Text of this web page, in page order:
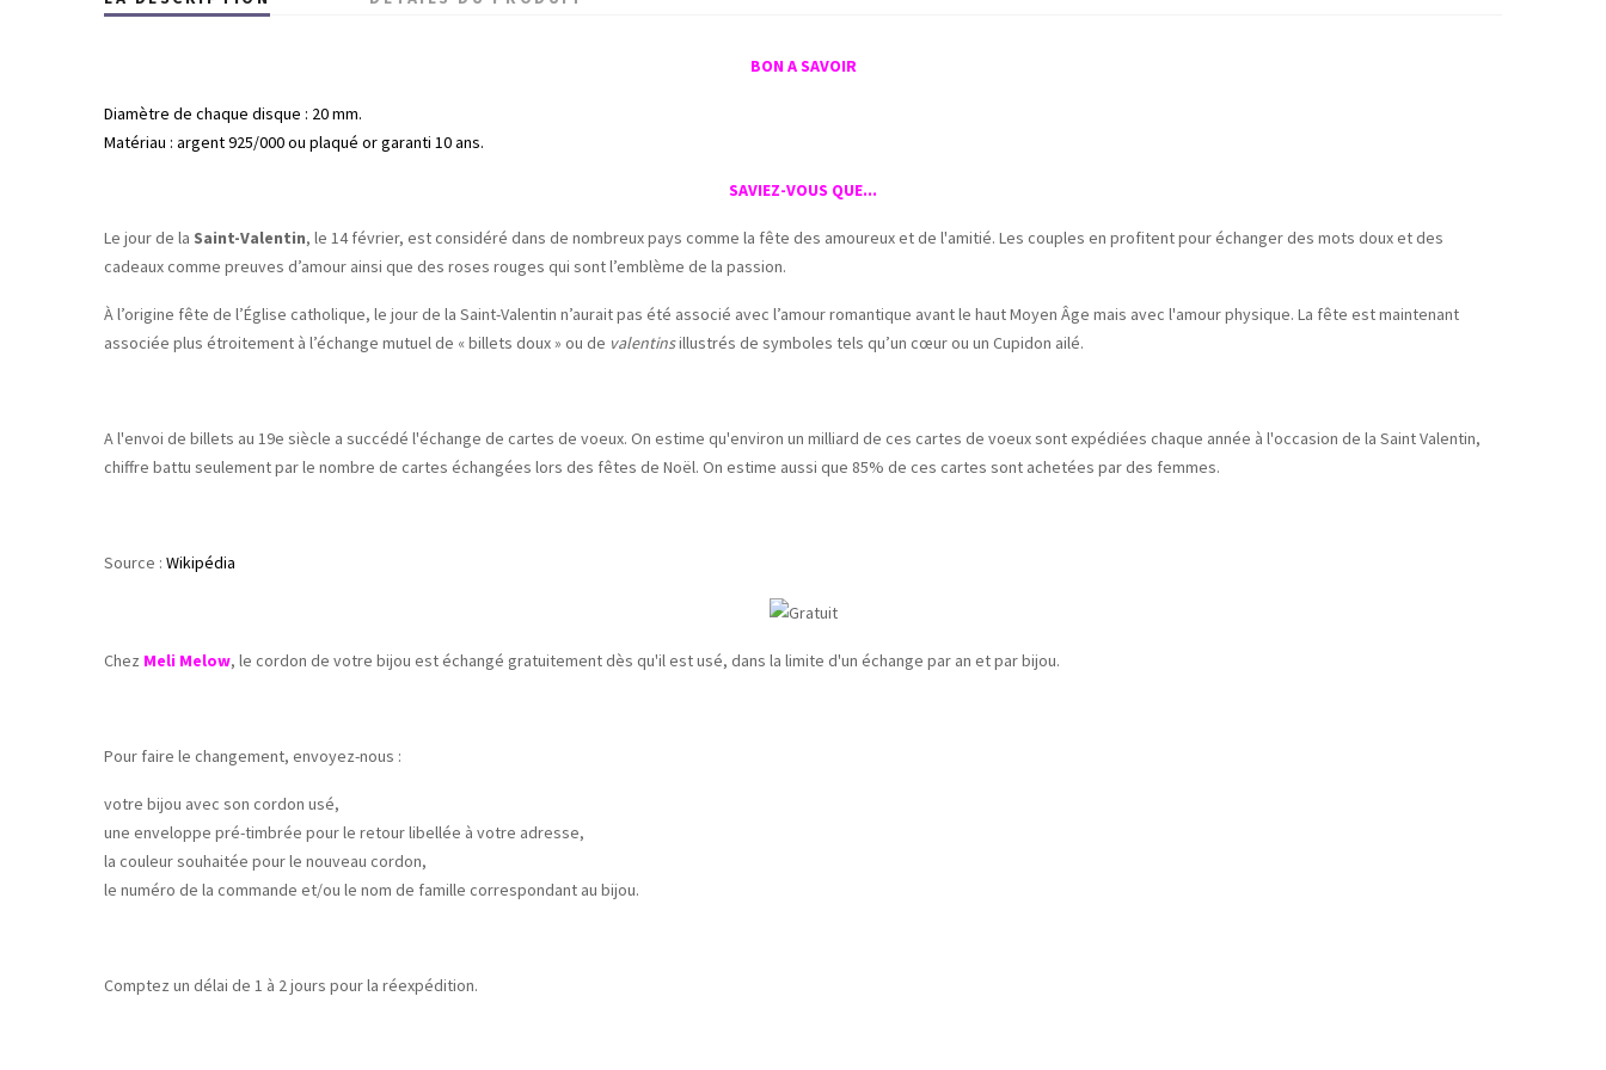
BON A SAVOIR
Diamètre de chaque disque : 20 mm.
Matériau : argent 925/000 ou plaqué or garanti 10 ans.
SAVIEZ-VOUS QUE...
Le jour de la Saint-Valentin, le 14 février, est considéré dans de nombreux pays comme la fête des amoureux et de l'amitié. Les couples en profitent pour échanger des mots doux et des
cadeaux comme preuves d’amour ainsi que des roses rouges qui sont l’emblème de la passion.
À l’origine fête de l’Église catholique, le jour de la Saint-Valentin n’aurait pas été associé avec l’amour romantique avant le haut Moyen Âge mais avec l'amour physique. La fête est maintenant
associée plus étroitement à l’échange mutuel de « billets doux » ou de valentinsillustrés de symboles tels qu’un cœur ou un Cupidon ailé.
A l'envoi de billets au 19e siècle a succédé l'échange de cartes de voeux. On estime qu'environ un milliard de ces cartes de voeux sont expédiées chaque année à l'occasion de la Saint Valentin,
chiffre battu seulement par le nombre de cartes échangées lors des fêtes de Noël. On estime aussi que 85% de ces cartes sont achetées par des femmes.
Source : Wikipédia
Chez Meli Melow, le cordon de votre bijou est échangé gratuitement dès qu'il est usé, dans la limite d'un échange par an et par bijou.
Pour faire le changement, envoyez-nous :
votre bijou avec son cordon usé,
une enveloppe pré-timbrée pour le retour libellée à votre adresse,
la couleur souhaitée pour le nouveau cordon,
le numéro de la commande et/ou le nom de famille correspondant au bijou.
Comptez un délai de 1 à 2 jours pour la réexpédition.